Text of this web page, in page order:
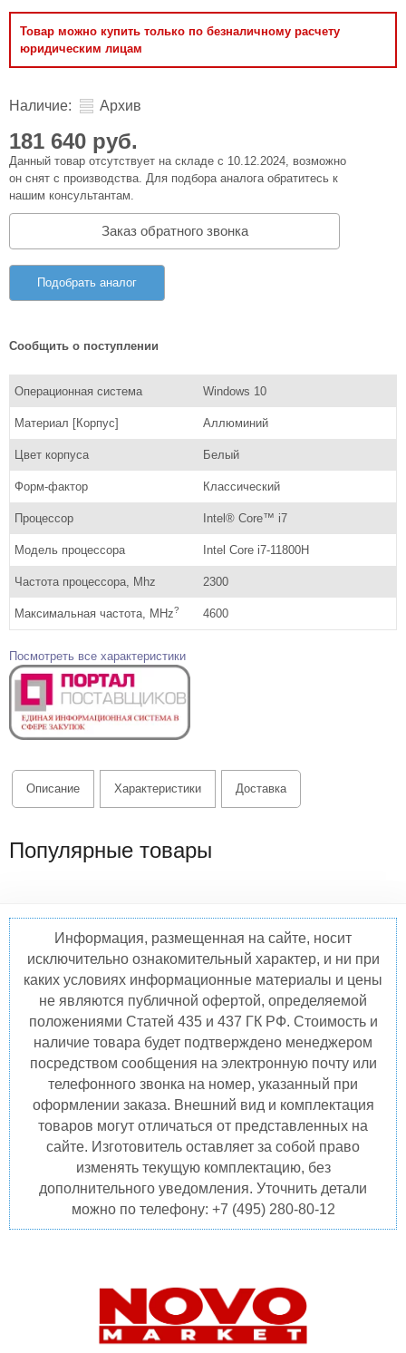
Товар можно купить только по безналичному расчету
юридическим лицам
Наличие: Архив
181 640 руб.
Данный товар отсутствует на складе с 10.12.2024, возможно
он снят с производства. Для подбора аналога обратитесь к
нашим консультантам.
Заказ обратного звонка
Подобрать аналог
Сообщить о поступлении
Операционная система Windows 10
Материал [Корпус] Аллюминий
Цвет корпуса Белый
Форм-фактор Классический
Процессор Intel® Core™ i7
Модель процессора Intel Core i7-11800H
Частота процессора, Mhz 2300
Максимальная частота, MHz? 4600
Посмотреть все характеристики
Описание Характеристики Доставка
Популярные товары
Информация, размещенная на сайте, носит
исключительно ознакомительный характер, и ни при
каких условиях информационные материалы и цены
не являются публичной офертой, определяемой
положениями Статей 435 и 437 ГК РФ. Стоимость и
наличие товара будет подтверждено менеджером
посредством сообщения на электронную почту или
телефонного звонка на номер, указанный при
оформлении заказа. Внешний вид и комплектация
товаров могут отличаться от представленных на
сайте. Изготовитель оставляет за собой право
изменять текущую комплектацию, без
дополнительного уведомления. Уточнить детали
можно по телефону: +7 (495) 280-80-12